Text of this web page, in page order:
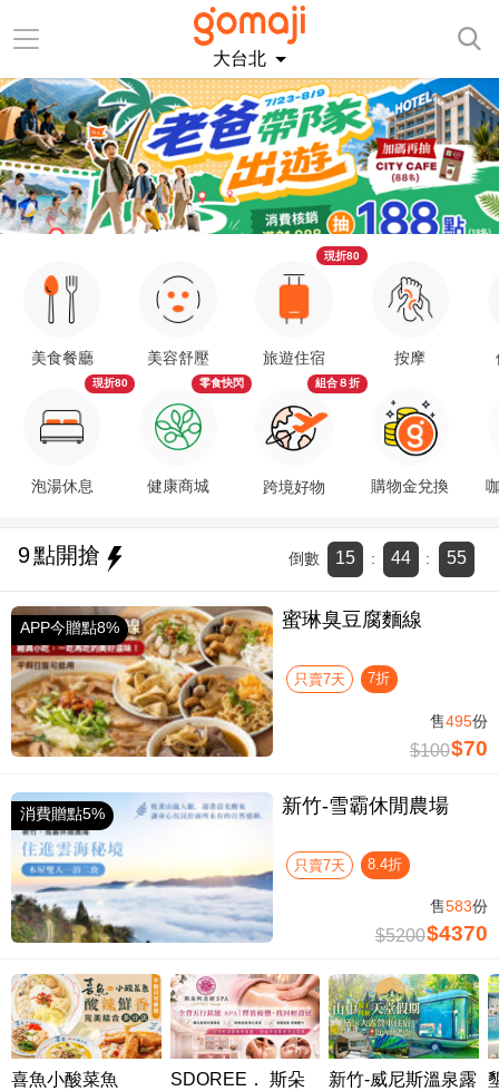
大台北
美食餐廳
泡湯休息
現折80
美容舒壓
健康商城
零食快閃
旅遊住宿
現折80
跨境好物
組合８折
按摩
購物金兌換
9點開搶 倒數 15 : 44 : 54
APP今贈點8% 蜜琳臭豆腐麵線
只賣7天 7折
售495份
$100$70
消費贈點5% 新竹-雪霸休閒農場
只賣7天 8.4折
售583份
$5200$4370
喜魚小酸菜魚
SDOREE． 斯朵
新竹-威尼斯溫泉露